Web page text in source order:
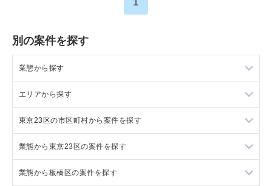
別の案件を探す
業態から探す
ラーメンの居抜き売却物件の案件一覧
フランス料理の居抜き売却物件の案件一覧
イタリア料理の居抜き売却物件の案件一覧
中華の居抜き売却物件の案件一覧
エリアから探す
東京23区の飲食店の居抜き売却物件の案件一覧
東京都下の飲食店の居抜き売却物件の案件一覧
千葉県の飲食店の居抜き売却物件の案件一覧
東京23区の市区町村から案件を探す
目黒区の飲食店の居抜き売却物件の案件一覧
渋谷区の飲食店の居抜き売却物件の案件一覧
業態から東京23区の案件を探す
東京23区のラーメンの居抜き売却物件の案件一覧
業態から板橋区の案件を探す